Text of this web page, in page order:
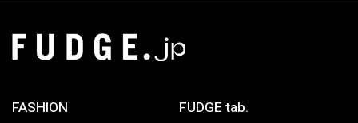
FASHION FUDGE tab.